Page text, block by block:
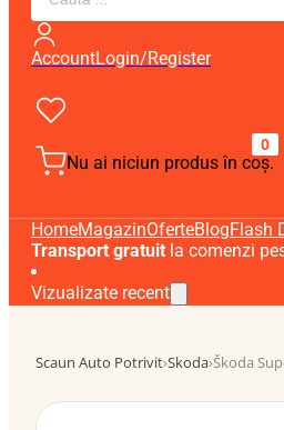
AccountLogin/Register
0
Nu ai niciun produs în coș.
HomeMagazinOferteBlogFlash
Transport gratuit la comenzi
Vizualizate recent
Scaun Auto Potrivit›Skoda›Škoda